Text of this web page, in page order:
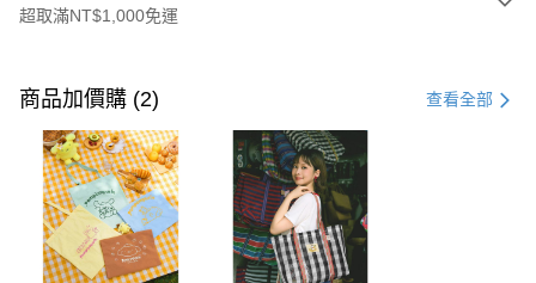
超取滿NT$1,000免運
信用卡一次付款
購物金
超商取貨付款
LINE Pay
街口支付
商品加價購 (2) 查看全部